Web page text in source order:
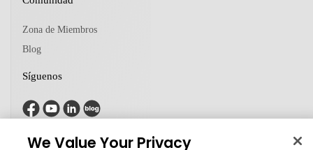
Zona de Miembros
Blog
Síguenos
© 2026 CyberLink Corp. Todos los derechos reservados.
We Value Your Privacy